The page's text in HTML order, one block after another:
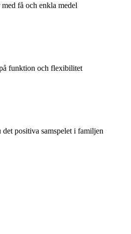
få och enkla medel
funktion och flexibilitet
positiva samspelet i familjen